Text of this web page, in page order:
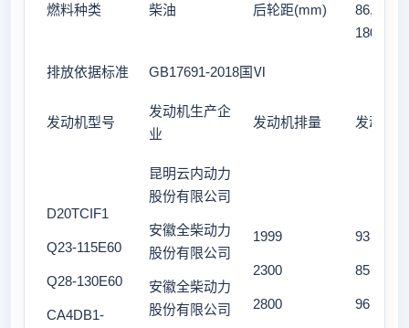
燃料种类 柴油 后轮距(mm)
1800
排放依据标准 GB17691-2018国Ⅵ
发动机型号
发动机生产企
业
发动机排量 发动机
D20TCIF1
Q23-115E60
Q28-130E60
CA4DB1-
昆明云内动力
股份有限公司
安徽全柴动力
股份有限公司
安徽全柴动力
股份有限公司
1999
2300
2800
93
85
96